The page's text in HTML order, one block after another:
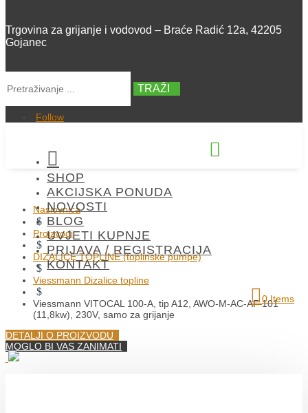
Trgovina za grijanje i vodovod – Braće Radić 12a, 42205
Gojanec
TRAŽI
Follow


SHOP
AKCIJSKA PONUDA
NOVOSTI
BLOG
UVJETI KUPNJE
PRIJAVA / REGISTRACIJA
KONTAKT
0 Items
Naslovnica
$
Proizvodi
$
DIZALICE TOPLINE (toplinske pumpe)
$
Viessmann Dizalice topline
$
Viessmann VITOCAL 100-A, tip A12, AWO-M-AC-AF 101
(11,8kw), 230V, samo za grijanje
DETALJI O PROIZVODU
MOGLO BI VAS ZANIMATI